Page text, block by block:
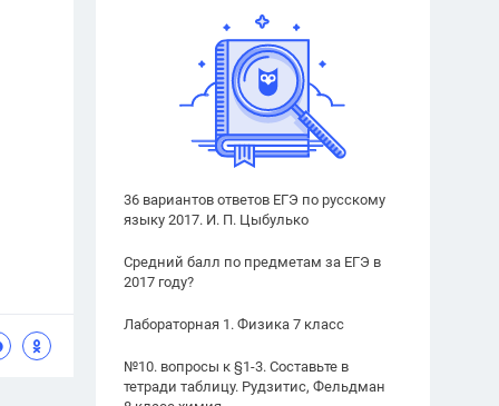
36 вариантов ответов ЕГЭ по русскому
языку 2017. И. П. Цыбулько
Средний балл по предметам за ЕГЭ в
2017 году?
Лабораторная 1. Физика 7 класс
№10. вопросы к §1-3. Составьте в
тетради таблицу. Рудзитис, Фельдман